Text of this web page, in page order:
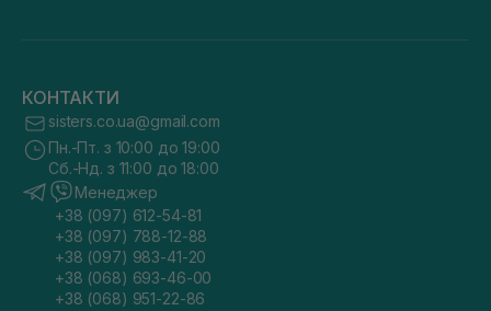
КОНТАКТИ
sisters.co.ua@gmail.com
Пн.-Пт. з 10:00 до 19:00
Сб.-Нд. з 11:00 до 18:00
Менеджер
+38 (097) 612-54-81
+38 (097) 788-12-88
+38 (097) 983-41-20
+38 (068) 693-46-00
+38 (068) 951-22-86